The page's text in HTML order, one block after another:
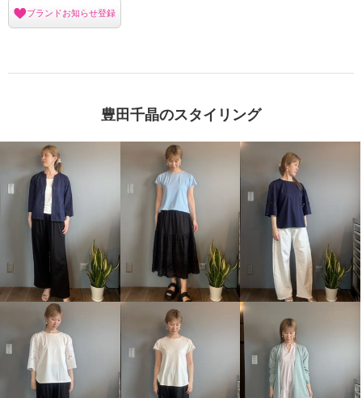
ブランドお知らせ登録
豊田千晶のスタイリング